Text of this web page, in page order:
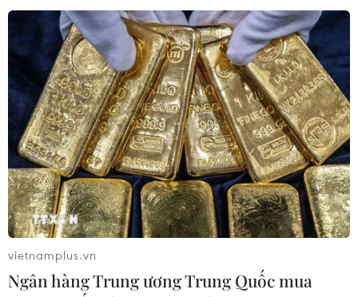
(Vietnam+)
vietnamplus.vn
Ngân hàng Trung ương Trung Quốc mua